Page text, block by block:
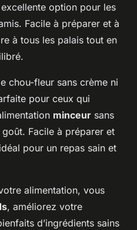
option pour les
Facile à préparer et à
à tous les palais tout en
chou-fleur sans crème ni
pour ceux qui
minceur sans
Facile à préparer et
pour un repas sain et
alimentation, vous
, améliorez votre
d’ingrédients sains